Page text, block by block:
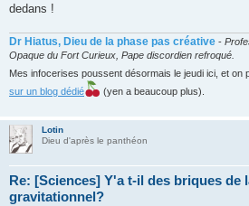
dedans !
Dr Hiatus, Dieu de la phase pas créative -
Opaque du Fort Curieux, Pape discordien refroqué.
Mes infocerises poussent désormais le jeudi ici, et on
sur un blog dédié
(yen a beaucoup plus).
Lotin
Dieu d'après le panthéon
Re: [Sciences] Y'a t-il des briques de
gravitationnel?